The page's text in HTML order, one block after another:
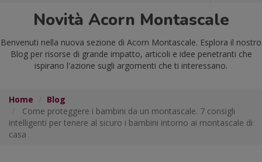
Novità Acorn Montascale
Benvenuti nella nuova sezione di Acorn Montascale. Esplora il nostro
Blog per risorse di grande impatto, articoli e idee penetranti che
ispirano l'azione sugli argomenti che ti interessano.
Home
Blog
Come proteggere i bambini da un montascale. 7 consigli
intelligenti per tenere al sicuro i bambini intorno ai montascale di
casa